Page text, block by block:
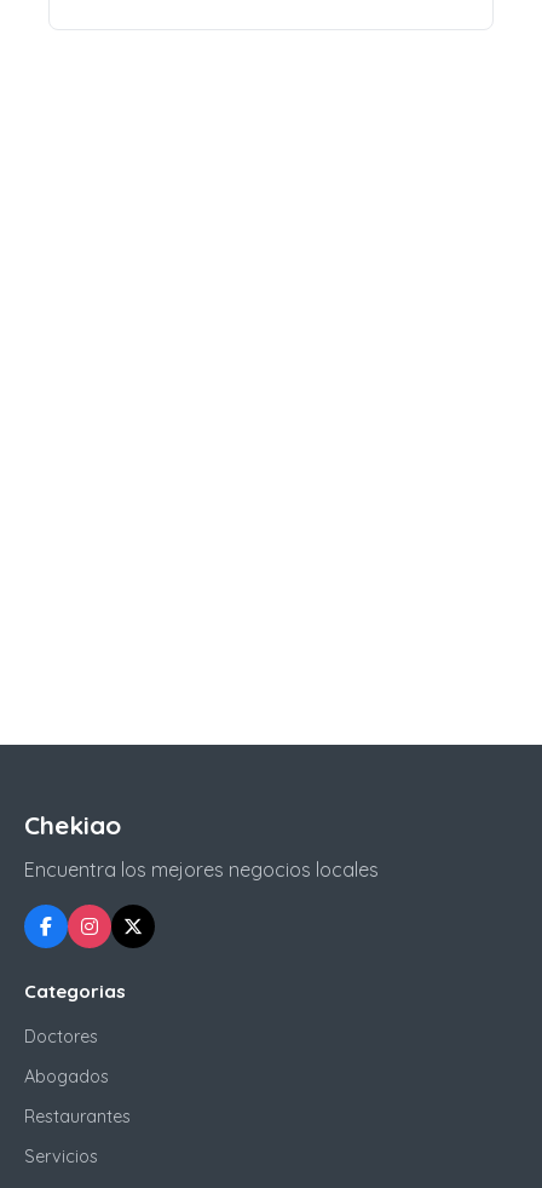
Chekiao
Encuentra los mejores negocios locales
Categorias
Doctores
Abogados
Restaurantes
Servicios